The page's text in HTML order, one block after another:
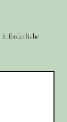
Erforderliche